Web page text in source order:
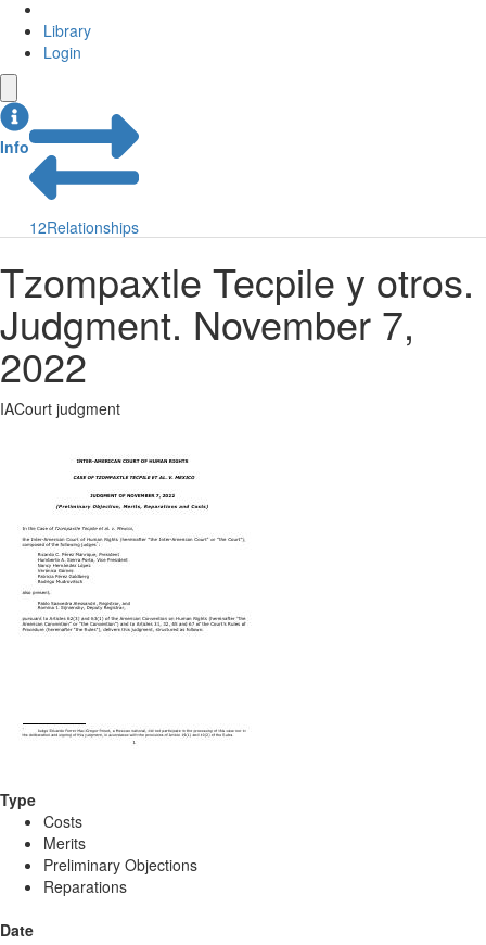
Library
Login
Info
12Relationships
Tzompaxtle Tecpile y otros.
Judgment. November 7,
2022
IACourt judgment
Type
Costs
Merits
Preliminary Objections
Reparations
Date